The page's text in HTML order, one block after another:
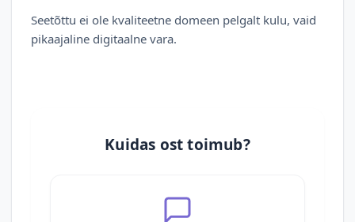
Seetõttu ei ole kvaliteetne domeen pelgalt kulu, vaid
pikaajaline digitaalne vara.
Kuidas ost toimub?